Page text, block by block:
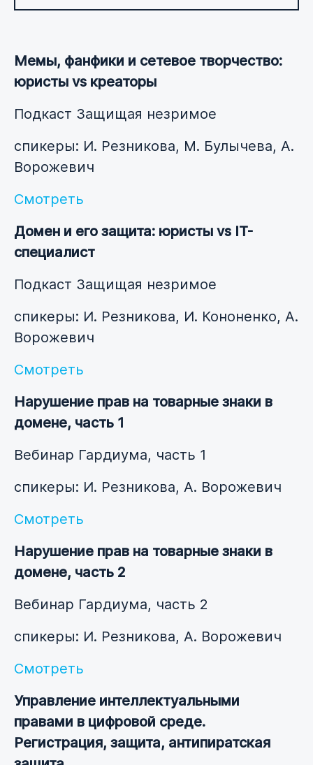
Мемы, фанфики и сетевое творчество:
юристы vs креаторы
Подкаст Защищая незримое
спикеры: И. Резникова, М. Булычева, А.
Ворожевич
Смотреть
Домен и его защита: юристы vs IT-
специалист
Подкаст Защищая незримое
спикеры: И. Резникова, И. Кононенко, А.
Ворожевич
Смотреть
Нарушение прав на товарные знаки в
домене, часть 1
Вебинар Гардиума, часть 1
спикеры: И. Резникова, А. Ворожевич
Смотреть
Нарушение прав на товарные знаки в
домене, часть 2
Вебинар Гардиума, часть 2
спикеры: И. Резникова, А. Ворожевич
Смотреть
Управление интеллектуальными
правами в цифровой среде.
Регистрация, защита, антипиратская